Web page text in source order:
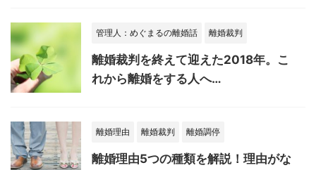
管理人：めぐまるの離婚話 離婚裁判
離婚裁判を終えて迎えた2018年。こ
れから離婚をする人へ…
離婚理由 離婚裁判 離婚調停
離婚理由5つの種類を解説！理由がな